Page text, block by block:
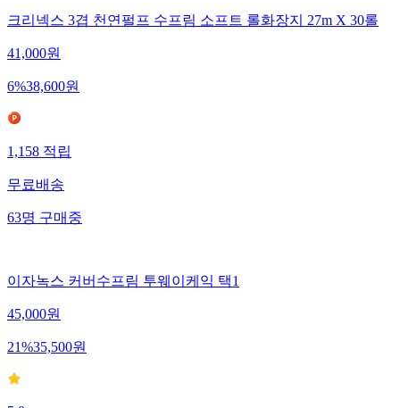
크리넥스 3겹 천연펄프 수프림 소프트 롤화장지 27m X 30롤
41,000원
6%38,600원
1,158적립
무료배송
63명구매중
이자녹스 커버수프림 투웨이케익 택1
45,000원
21%35,500원